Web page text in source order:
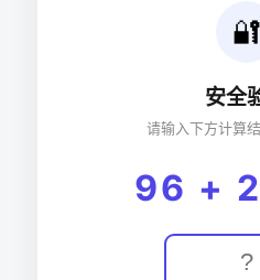
🔐
安全
请输入下方计算
96 +